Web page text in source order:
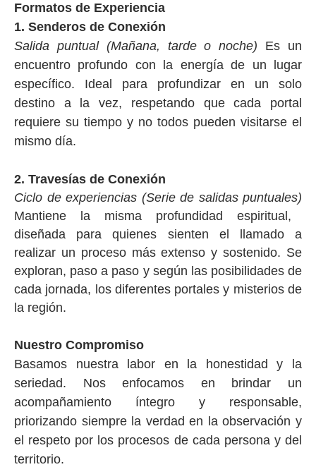
Formatos de Experiencia
1. Senderos de Conexión
Salida puntual (Mañana, tarde o noche) Es un
encuentro profundo con la energía de un lugar
específico. Ideal para profundizar en un solo
destino a la vez, respetando que cada portal
requiere su tiempo y no todos pueden visitarse el
mismo día.
2. Travesías de Conexión
Ciclo de experiencias (Serie de salidas puntuales)
Mantiene la misma profundidad espiritual,
diseñada para quienes sienten el llamado a
realizar un proceso más extenso y sostenido. Se
exploran, paso a paso y según las posibilidades de
cada jornada, los diferentes portales y misterios de
la región.
Nuestro Compromiso
Basamos nuestra labor en la honestidad y la
seriedad. Nos enfocamos en brindar un
acompañamiento íntegro y responsable,
priorizando siempre la verdad en la observación y
el respeto por los procesos de cada persona y del
territorio.